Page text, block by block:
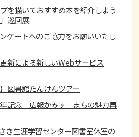
プを描いておすすめ本を紹介しよう
巡回展
ケートへのご協力をお願いいたし
新による新しいWebサービス
図書館たんけんツアー
年記念 広報かみす まちの魅力再
き生涯学習センター図書室休室の